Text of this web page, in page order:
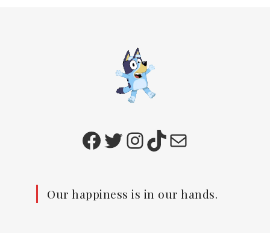
Facebook
TwitterInstagram
TikTokE-mail
Our happiness is in our hands.